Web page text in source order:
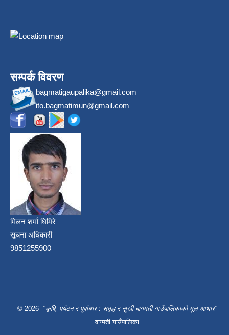
सम्पर्क विवरण
bagmatigaupalika@gmail.com
ito.bagmatimun@gmail.com
मिलन शर्मा घिमिरे
सूचना अधिकारी
9851255900
© 2026 "कृषि, पर्यटन र पूर्वाधार : समृद्ध र सुखी बागमती गाउँपालिकाको मूल आधार"
वाग्मती गाउँपालिका